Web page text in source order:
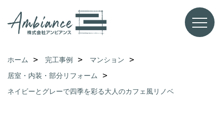
ホーム 完工事例
マンション
居室・内装・部分リフォーム
ネイビーとグレーで四季を彩る大人のカフェ風リノベ